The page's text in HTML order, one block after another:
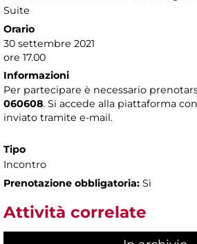
Suite
Orario
30 settembre 2021
ore 17.00
Informazioni
Per partecipare è necessario
060608. Si accede alla piattaforma
inviato tramite e-mail.
Tipo
Incontro
Prenotazione obbligatoria: Sì
Attività correlate